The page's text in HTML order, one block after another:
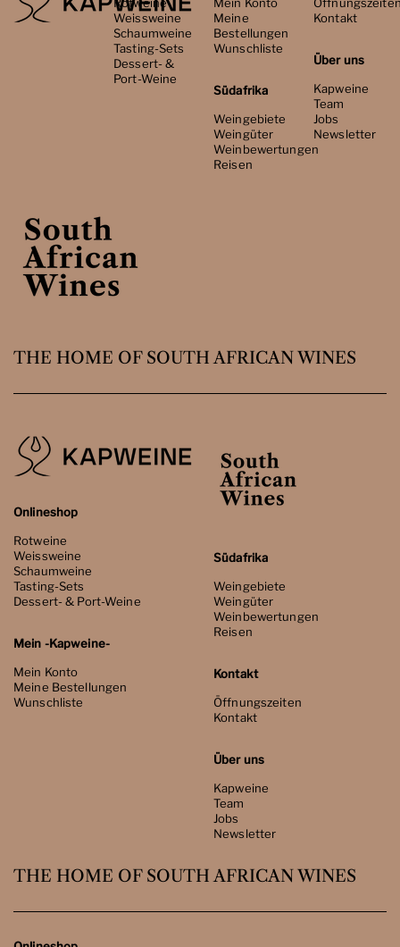
Rotweine
Weissweine
Schaumweine
Tasting-Sets
Dessert- &
Port-Weine
Mein Konto
Meine
Bestellungen
Wunschliste
Südafrika
Weingebiete
Weingüter
Weinbewertungen
Reisen
Kontakt
Über uns
Kapweine
Team
Jobs
Newsletter
THE HOME OF SOUTH AFRICAN WINES
Onlineshop
Rotweine
Weissweine
Schaumweine
Tasting-Sets
Dessert- & Port-Weine
Mein -Kapweine-
Mein Konto
Meine Bestellungen
Wunschliste
Südafrika
Weingebiete
Weingüter
Weinbewertungen
Reisen
Kontakt
Öffnungszeiten
Kontakt
Über uns
Kapweine
Team
Jobs
Newsletter
THE HOME OF SOUTH AFRICAN WINES